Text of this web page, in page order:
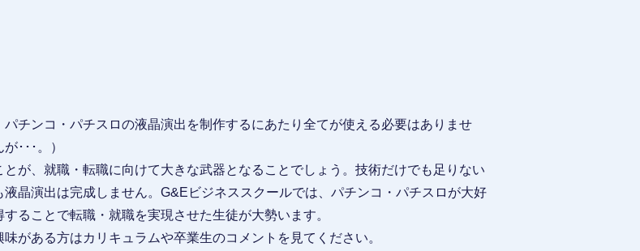
チンコ・パチスロの液晶演出を制作するにあたり全てが使える必要はありませ
･･･。）
が、就職・転職に向けて大きな武器となることでしょう。技術だけでも足りない
晶演出は完成しません。G&Eビジネススクールでは、パチンコ・パチスロが大好
ることで転職・就職を実現させた生徒が大勢います。
がある方はカリキュラムや卒業生のコメントを見てください。